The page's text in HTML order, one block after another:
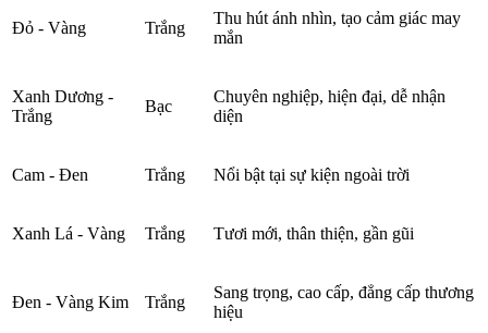
Đỏ - Vàng Trắng
Thu hút ánh nhìn, tạo cảm giác may
mắn
Xanh Dương -
Trắng
Bạc
Chuyên nghiệp, hiện đại, dễ nhận
diện
Cam - Đen Trắng Nổi bật tại sự kiện ngoài trời
Xanh Lá - Vàng Trắng Tươi mới, thân thiện, gần gũi
Đen - Vàng Kim Trắng
Sang trọng, cao cấp, đẳng cấp thương
hiệu